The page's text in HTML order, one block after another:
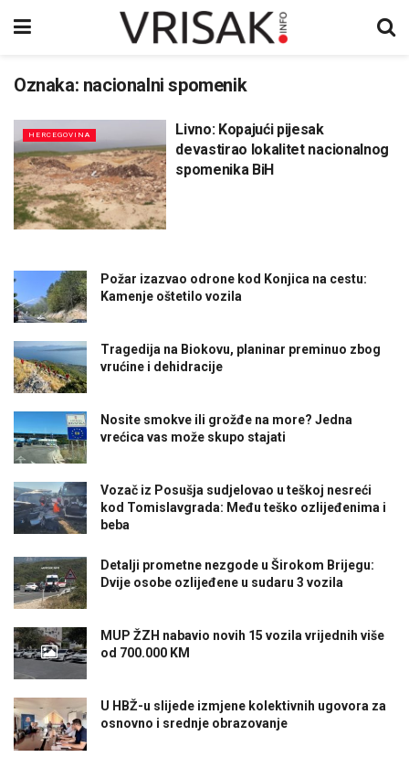
Oznaka: nacionalni spomenik
HERCEGOVINA
Livno: Kopajući pijesak
devastirao lokalitet nacionalnog
spomenika BiH
Požar izazvao odrone kod Konjica na cestu:
Kamenje oštetilo vozila
Tragedija na Biokovu, planinar preminuo zbog
vrućine i dehidracije
Nosite smokve ili grožđe na more? Jedna
vrećica vas može skupo stajati
Vozač iz Posušja sudjelovao u teškoj nesreći
kod Tomislavgrada: Među teško ozlijeđenima i
beba
Detalji prometne nezgode u Širokom Brijegu:
Dvije osobe ozlijeđene u sudaru 3 vozila
MUP ŽZH nabavio novih 15 vozila vrijednih više
od 700.000 KM
U HBŽ-u slijede izmjene kolektivnih ugovora za
osnovno i srednje obrazovanje